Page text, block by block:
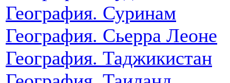
География. Суринам
География. Сьерра Леоне
География. Таджикистан